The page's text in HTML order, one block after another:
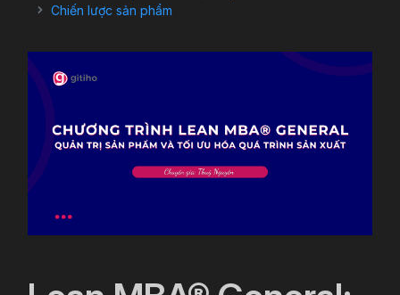
Chiến lược sản phẩm